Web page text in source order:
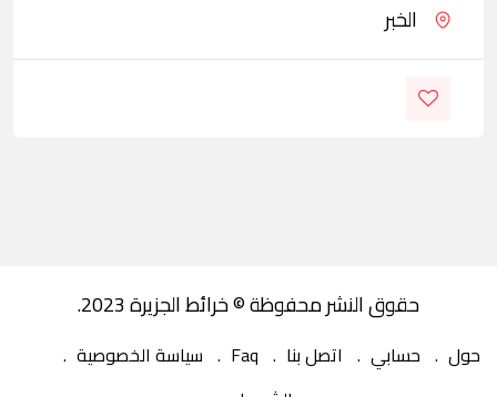
الخبر
حقوق النشر محفوظة © خرائط الجزيرة 2023.
حول حسابي اتصل بنا Faq
سياسة الخصوصية